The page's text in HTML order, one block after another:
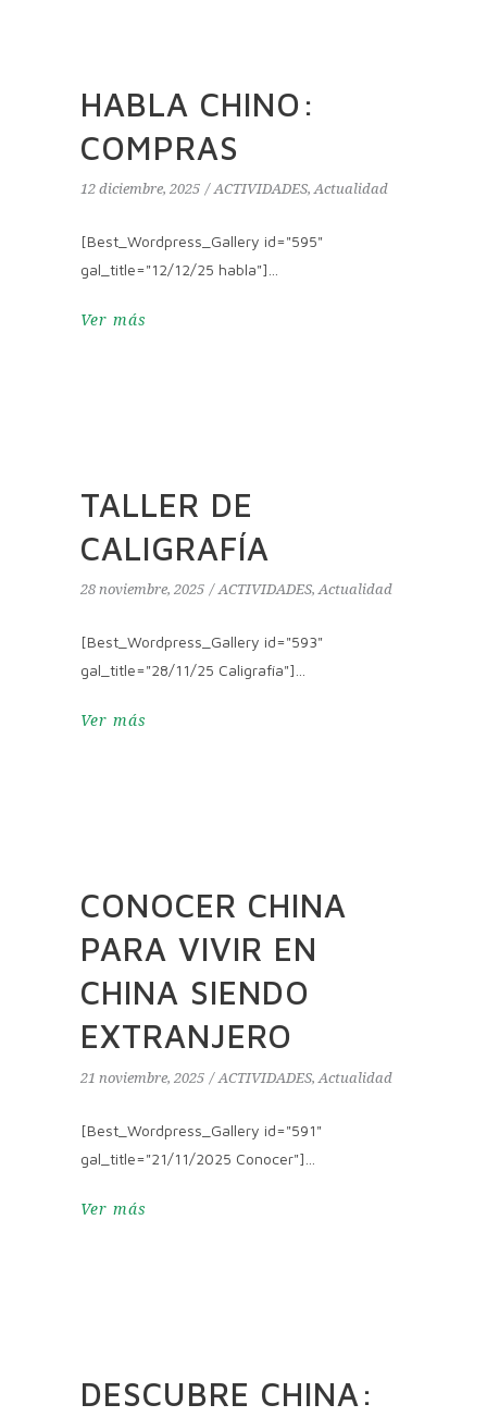
HABLA CHINO:
COMPRAS
12 diciembre, 2025 ACTIVIDADES,Actualidad
[Best_Wordpress_Gallery id="595"
gal_title="12/12/25 habla"]
Ver más
TALLER DE
CALIGRAFÍA
28 noviembre, 2025 ACTIVIDADES,Actualidad
[Best_Wordpress_Gallery id="593"
gal_title="28/11/25 Caligrafía"]
Ver más
CONOCER CHINA
PARA VIVIR EN
CHINA SIENDO
EXTRANJERO
21 noviembre, 2025 ACTIVIDADES, Actualidad
[Best_Wordpress_Gallery id="591"
gal_title="21/11/2025 Conocer"]
Ver más
DESCUBRE CHINA: